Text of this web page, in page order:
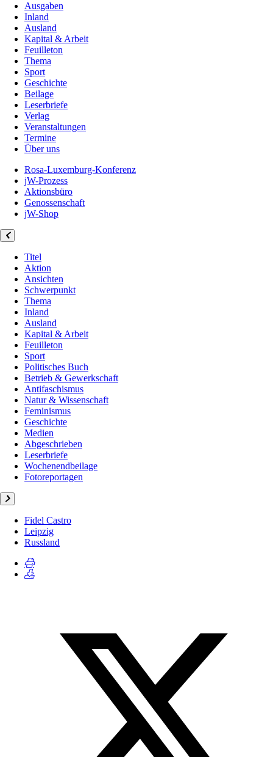
Ausgaben
Inland
Ausland
Kapital & Arbeit
Feuilleton
Thema
Sport
Geschichte
Beilage
Leserbriefe
Verlag
Veranstaltungen
Termine
Über uns
Rosa-Luxemburg-Konferenz
jW-Prozess
Aktionsbüro
Genossenschaft
jW-Shop
Titel
Aktion
Ansichten
Schwerpunkt
Thema
Inland
Ausland
Kapital & Arbeit
Feuilleton
Sport
Politisches Buch
Betrieb & Gewerkschaft
Antifaschismus
Natur & Wissenschaft
Feminismus
Geschichte
Medien
Abgeschrieben
Leserbriefe
Wochenendbeilage
Fotoreportagen
Fidel Castro
Leipzig
Russland